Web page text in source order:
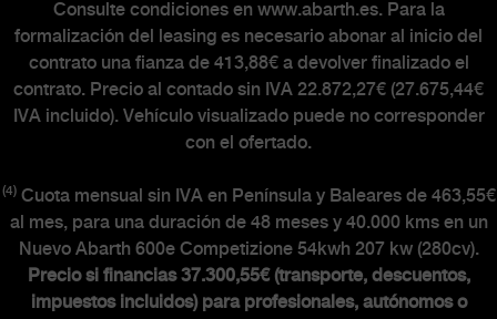
Consulte condiciones en www.abarth.es. Para la
formalización del leasing es necesario abonar al inicio del
contrato una fianza de 413,88€ a devolver finalizado el
contrato. Precio al contado sin IVA 22.872,27€ (27.675,44€
IVA incluido). Vehículo visualizado puede no corresponder
con el ofertado.
(4)Cuota mensual sin IVA en Península y Baleares de 463,55€
al mes, para una duración de 48 meses y 40.000 kms en un
Nuevo Abarth 600e Competizione 54kwh 207 kw (280cv).
Precio si financias 37.300,55€ (transporte, descuentos,
impuestos incluidos) para profesionales, autónomos o